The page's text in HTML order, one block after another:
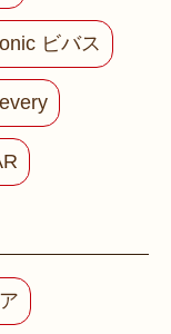
ビバス